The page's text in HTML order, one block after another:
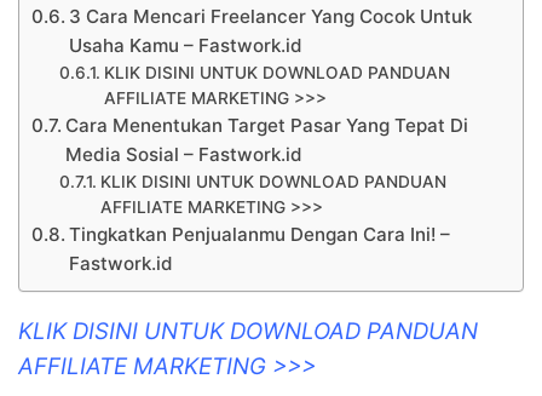
3 Cara Mencari Freelancer Yang Cocok Untuk
Usaha Kamu – Fastwork.id
KLIK DISINI UNTUK DOWNLOAD PANDUAN
AFFILIATE MARKETING >>>
Cara Menentukan Target Pasar Yang Tepat Di
Media Sosial – Fastwork.id
KLIK DISINI UNTUK DOWNLOAD PANDUAN
AFFILIATE MARKETING >>>
Tingkatkan Penjualanmu Dengan Cara Ini! –
Fastwork.id
KLIK DISINI UNTUK DOWNLOAD PANDUAN
AFFILIATE MARKETING >>>